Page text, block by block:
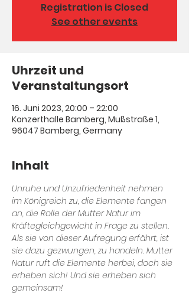
Registration is Closed
See other events
Uhrzeit und
Veranstaltungsort
16. Juni 2023, 20:00 – 22:00
Konzerthalle Bamberg, Mußstraße 1,
96047 Bamberg, Germany
Inhalt
Unruhe und Unzufriedenheit nehmen
im Königreich zu, die Elemente fangen
an, die Rolle der Mutter Natur im
Kräftegleichgewicht in Frage zu stellen.
Als sie von dieser Aufregung erfährt, ist
sie dazu gezwungen, zu handeln. Mutter
Natur ruft die Elemente herbei, doch sie
erheben sich! Und sie erheben sich
gemeinsam!